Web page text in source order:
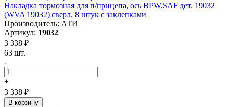
Накладка тормозная для п/прицепа, ось BPW,SAF дет. 19032
(WVA 19032) сверл. 8 штук с заклепками
Производитель: АТИ
Артикул: 19032
3 338 ₽
63 шт.
-
+
3 338 ₽
В корзину